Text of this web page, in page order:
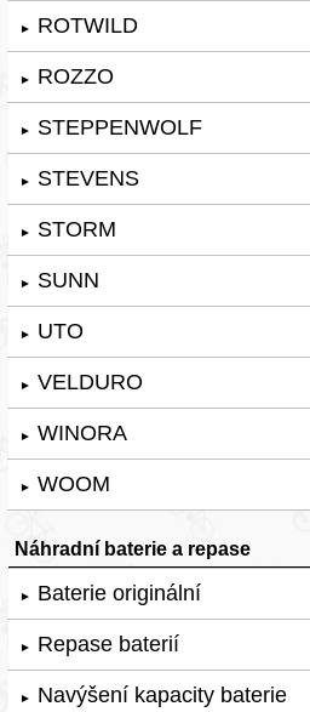
► ROTWILD
► ROZZO
► STEPPENWOLF
► STEVENS
► STORM
► SUNN
► UTO
► VELDURO
► WINORA
► WOOM
Náhradní baterie a repase
► Baterie originální
► Repase baterií
► Navýšení kapacity baterie